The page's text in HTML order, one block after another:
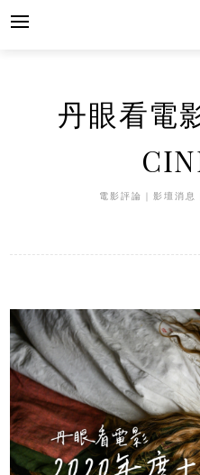
Skip
丹眼看電
電影評論｜影壇消息